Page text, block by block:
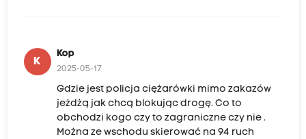
K
Kop
2025-05-17
Gdzie jest policja ciężarówki mimo zakazów
jeżdżą jak chcą blokując drogę. Co to
obchodzi kogo czy to zagraniczne czy nie .
Można ze wschodu skierować na 94 ruch